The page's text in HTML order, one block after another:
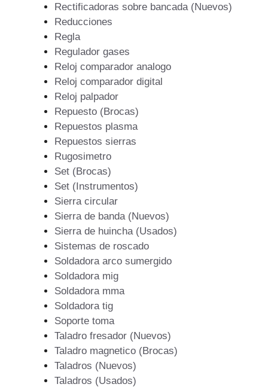
Rectificadoras sobre bancada (Nuevos)
Reducciones
Regla
Regulador gases
Reloj comparador analogo
Reloj comparador digital
Reloj palpador
Repuesto (Brocas)
Repuestos plasma
Repuestos sierras
Rugosimetro
Set (Brocas)
Set (Instrumentos)
Sierra circular
Sierra de banda (Nuevos)
Sierra de huincha (Usados)
Sistemas de roscado
Soldadora arco sumergido
Soldadora mig
Soldadora mma
Soldadora tig
Soporte toma
Taladro fresador (Nuevos)
Taladro magnetico (Brocas)
Taladros (Nuevos)
Taladros (Usados)